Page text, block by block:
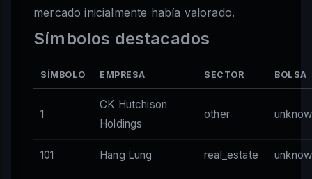
mercado inicialmente había valorado.
Símbolos destacados
SÍMBOLO EMPRESA SECTOR BOLSA
1
CK Hutchison
Holdings
other
101 Hang Lung real_estate